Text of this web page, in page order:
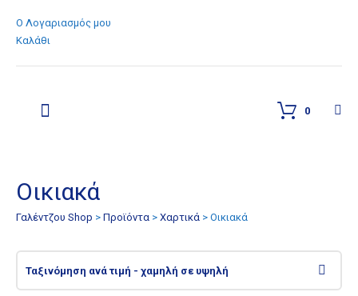
Ο Λογαριασμός μου
Καλάθι
0
Οικιακά
Γαλέντζου Shop > Προϊόντα > Χαρτικά > Οικιακά